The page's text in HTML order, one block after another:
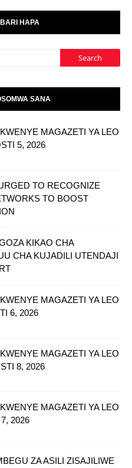
HAPA
SANA
MAGAZETI YA LEO
5, 2026
TO RECOGNIZE
TO BOOST
KIKAO CHA
CHA KUJADILI UTENDAJI
MAGAZETI YA LEO
6, 2026
MAGAZETI YA LEO
8, 2026
MAGAZETI YA LEO
2026
ZA ASILI ZISAJILIWE